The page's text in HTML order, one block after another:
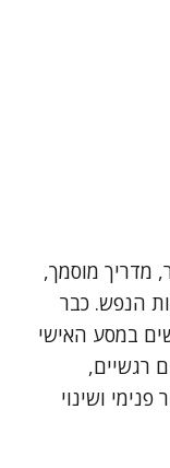
מדריך מוסמך,
הנפש. כבר
במסע האישי
רגשיים,
פנימי ושינוי